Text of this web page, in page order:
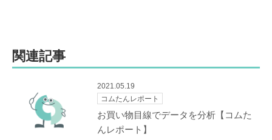
b
o
k
関連記事
2021.05.19
コムたんレポート
お買い物目線でデータを分析【コムた
んレポート】